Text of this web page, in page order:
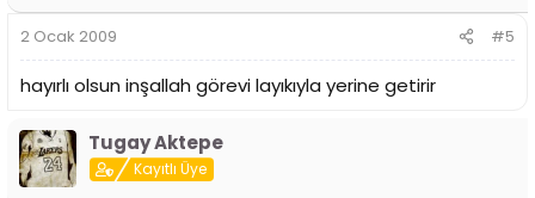
2 Ocak 2009 #5
hayırlı olsun inşallah görevi layıkıyla yerine getirir
Tugay Aktepe
Kayıtlı Üye